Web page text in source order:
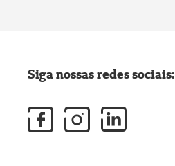
Siga nossas redes sociais: